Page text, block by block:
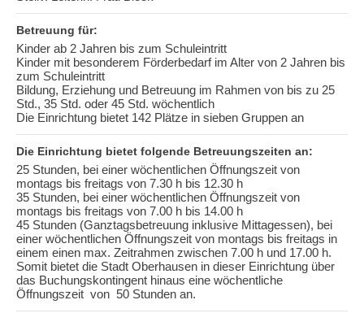
Betreuung für:
Kinder ab 2 Jahren bis zum Schuleintritt
Kinder mit besonderem Förderbedarf im Alter von 2 Jahren bis
zum Schuleintritt
Bildung, Erziehung und Betreuung im Rahmen von bis zu 25
Std., 35 Std. oder 45 Std. wöchentlich
Die Einrichtung bietet 142 Plätze in sieben Gruppen an
Die Einrichtung bietet folgende Betreuungszeiten an:
25 Stunden, bei einer wöchentlichen Öffnungszeit von
montags bis freitags von 7.30 h bis 12.30 h
35 Stunden, bei einer wöchentlichen Öffnungszeit von
montags bis freitags von 7.00 h bis 14.00 h
45 Stunden (Ganztagsbetreuung inklusive Mittagessen), bei
einer wöchentlichen Öffnungszeit von montags bis freitags in
einem einen max. Zeitrahmen zwischen 7.00 h und 17.00 h.
Somit bietet die Stadt Oberhausen in dieser Einrichtung über
das Buchungskontingent hinaus eine wöchentliche
Öffnungszeit von 50 Stunden an.